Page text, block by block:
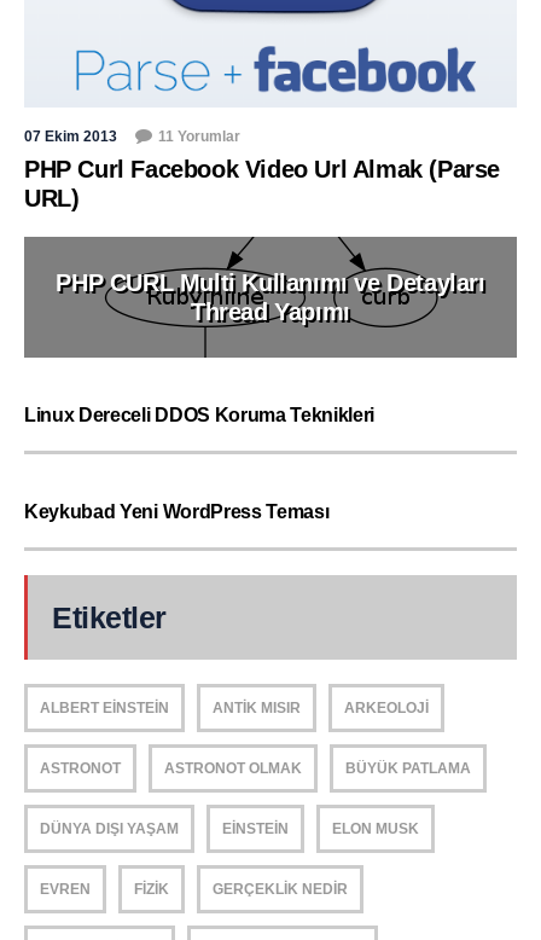
07 Ekim 2013 11 Yorumlar
PHP Curl Facebook Video Url Almak (Parse
URL)
PHP CURL Multi Kullanımı ve Detayları
Thread Yapımı
Linux Dereceli DDOS Koruma Teknikleri
Keykubad Yeni WordPress Teması
Etiketler
ALBERT EINSTEIN ANTIK MISIR ARKEOLOJI
ASTRONOT ASTRONOT OLMAK BÜYÜK PATLAMA
DÜNYA DIŞI YAŞAM EINSTEIN ELON MUSK
EVREN FIZIK GERÇEKLIK NEDIR